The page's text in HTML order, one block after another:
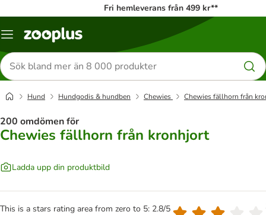
Fri hemleverans från 499 kr**
Katalogmeny
Sök
efter
produkter
Hund Hundgodis & hundben Chewies Chewies fällhorn från
200 omdömen för
Chewies fällhorn från kronhjort
Ladda upp din produktbild
This is a stars rating area from zero to 5: 2.8/5